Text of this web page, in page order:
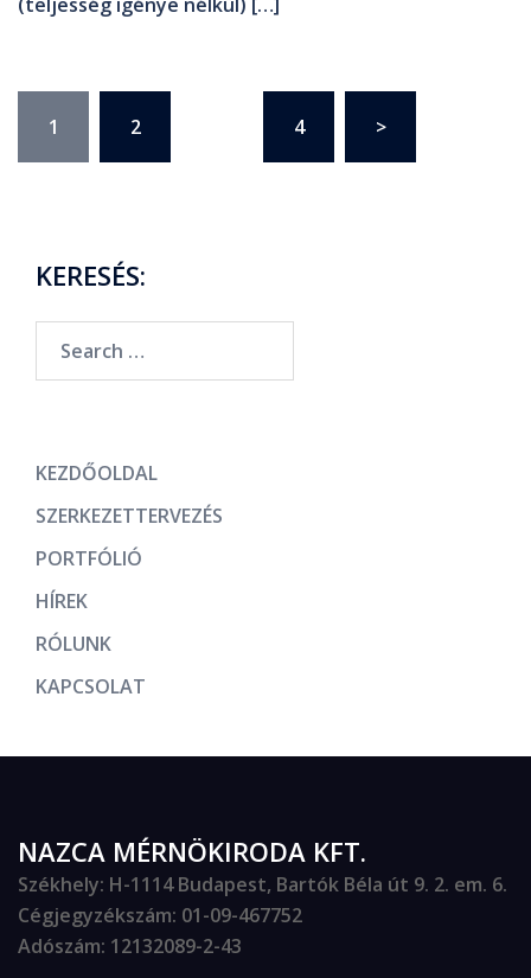
1 2 4 >
KERESÉS:
KEZDŐOLDAL
SZERKEZETTERVEZÉS
PORTFÓLIÓ
HÍREK
RÓLUNK
KAPCSOLAT
NAZCA MÉRNÖKIRODA KFT.
Székhely: H-1114 Budapest, Bartók Béla út 9. 2. em. 6.
Cégjegyzékszám: 01-09-467752
Adószám: 12132089-2-43